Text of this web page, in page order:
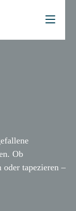
Ob
oder tapezieren –